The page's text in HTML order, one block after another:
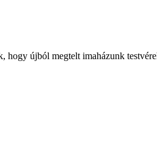
újból megtelt imaházunk